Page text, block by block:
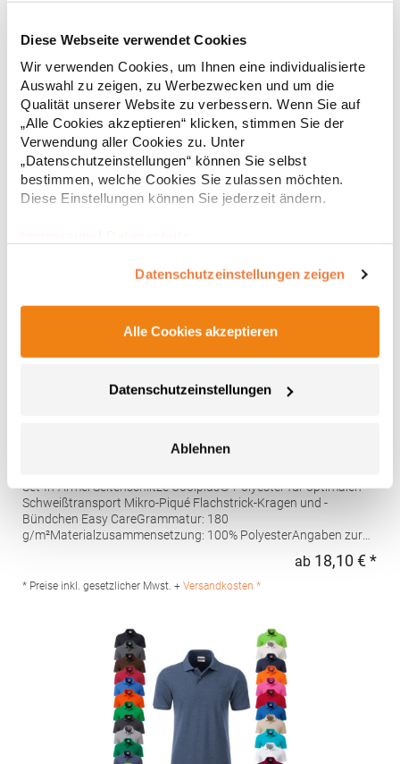
Diese Webseite verwendet Cookies
Wir verwenden Cookies, um Ihnen eine individualisierte
Auswahl zu zeigen, zu Werbezwecken und um die
Qualität unserer Website zu verbessern. Wenn Sie auf
„Alle Cookies akzeptieren“ klicken, stimmen Sie der
Verwendung aller Cookies zu. Unter
„Datenschutzeinstellungen“ können Sie selbst
bestimmen, welche Cookies Sie zulassen möchten.
Diese Einstellungen können Sie jederzeit ändern.
Datenschutzeinstellungen zeigen
Alle Cookies akzeptieren
Datenschutzeinstellungen
Ablehnen
Strapazierfähiges Polohemd aus Mischgewebe Overlock-Nähte
mit Polyfilm für Formstabilität Flachstrick-Kragen und
Ärmelbündchen in Rippstrick Doppelnähte an Schultern
Verstärkte Nähte an stark beanspruchten Stellen Neutrales
Etikett im Kragen für die einfache Veredelung/Personalisierung
Verstärkte Knopfleiste mit drei Knöpfen Aufgesetzte
Brusttasche mit Knopfverschluss Verstärkte Seitenschlitze
Eigenschaften, Atmungsaktivität und Verzugkontrolle Weicher,
auf der linken BrustseiteGrammatur: 200
BaumwolleAngaben zur Produktsicherheit: Herst.-Nr.:
R312XHersteller: Result Clothing Ltd. Narcisova 1 821 01
Bratislava Slowakei E-Mail: sales@resultclothing.com
ab16,05 € *
* Preise inkl. gesetzlicher Mwst. +Versandkosten *
W475 Henbury Herren Coolplus®
Set-In-Ärmel Seitenschlitze Coolplus®-Polyester für optimalen
Schweißtransport Mikro-Piqué Flachstrick-Kragen und -
Bündchen Easy CareGrammatur: 180
g/m²Materialzusammensetzung: 100% PolyesterAngaben zur
Kingsfordweg 151 1043GR Amsterdam Niederlande E-Mail:
marketing@henbury.com
ab 18,10 € *
* Preise inkl. gesetzlicher Mwst. + Versandkosten *